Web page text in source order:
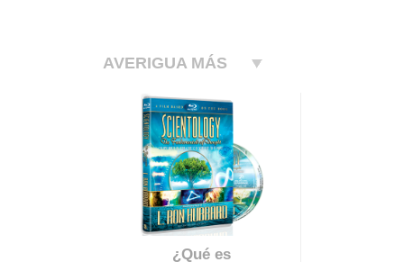
AVERIGUA MÁS
¿Qué es